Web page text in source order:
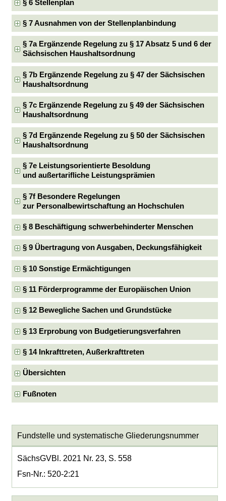
§ 6 Stellenplan
§ 7 Ausnahmen von der Stellenplanbindung
§ 7a Ergänzende Regelung zu § 17 Absatz 5 und 6 der
Sächsischen Haushaltsordnung
§ 7b Ergänzende Regelung zu § 47 der Sächsischen
Haushaltsordnung
§ 7c Ergänzende Regelung zu § 49 der Sächsischen
Haushaltsordnung
§ 7d Ergänzende Regelung zu § 50 der Sächsischen
Haushaltsordnung
§ 7e Leistungsorientierte Besoldung
und außertarifliche Leistungsprämien
§ 7f Besondere Regelungen
zur Personalbewirtschaftung an Hochschulen
§ 8 Beschäftigung schwerbehinderter Menschen
§ 9 Übertragung von Ausgaben, Deckungsfähigkeit
§ 10 Sonstige Ermächtigungen
§ 11 Förderprogramme der Europäischen Union
§ 12 Bewegliche Sachen und Grundstücke
§ 13 Erprobung von Budgetierungsverfahren
§ 14 Inkrafttreten, Außerkrafttreten
Übersichten
Fußnoten
Fundstelle und systematische Gliederungsnummer
SächsGVBl. 2021 Nr. 23, S. 558
Fsn-Nr.: 520-2:21